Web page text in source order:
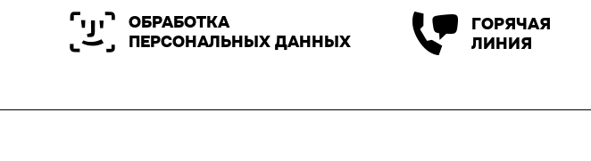
ОБРАБОТКА
ПЕРСОНАЛЬНЫХ ДАННЫХ
ГОРЯЧАЯ
ЛИНИЯ